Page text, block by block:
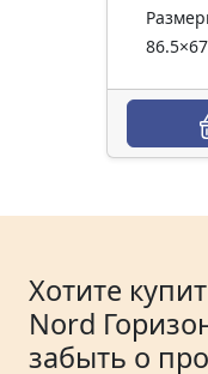
Хотите
Nord
забыть о